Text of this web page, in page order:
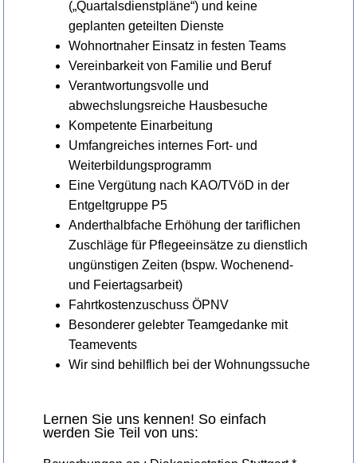
(„Quartalsdienstpläne“) und keine
geplanten geteilten Dienste
Wohnortnaher Einsatz in festen Teams
Vereinbarkeit von Familie und Beruf
Verantwortungsvolle und
abwechslungsreiche Hausbesuche
Kompetente Einarbeitung
Umfangreiches internes Fort- und
Weiterbildungsprogramm
Eine Vergütung nach KAO/TVöD in der
Entgeltgruppe P5
Anderthalbfache Erhöhung der tariflichen
Zuschläge für Pflegeeinsätze zu dienstlich
ungünstigen Zeiten (bspw. Wochenend-
und Feiertagsarbeit)
Fahrtkostenzuschuss ÖPNV
Besonderer gelebter Teamgedanke mit
Teamevents
Wir sind behilflich bei der Wohnungssuche
Lernen Sie uns kennen! So einfach
werden Sie Teil von uns: